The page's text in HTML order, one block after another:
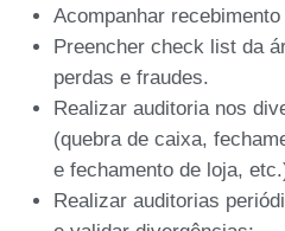
Acompanhar
Preencher check list da
perdas e fraudes.
Realizar auditoria nos
(quebra de caixa,
e fechamento de loja,
Realizar auditorias